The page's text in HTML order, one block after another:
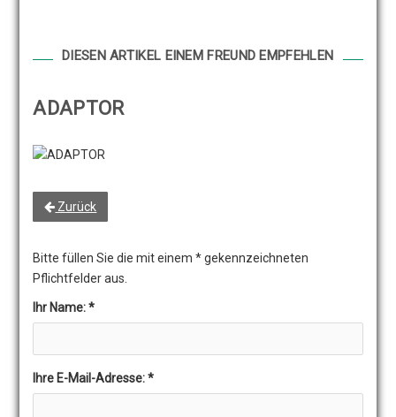
DIESEN ARTIKEL EINEM FREUND EMPFEHLEN
ADAPTOR
Zurück
Bitte füllen Sie die mit einem * gekennzeichneten
Pflichtfelder aus.
Ihr Name:*
Ihre E-Mail-Adresse:*